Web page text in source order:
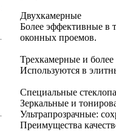
Двухкамерные
Более эффективные в
оконных проемов.
Трехкамерные и более
Используются в
Специальные
Зеркальные и
Ультрапрозрачные:
Преимущества